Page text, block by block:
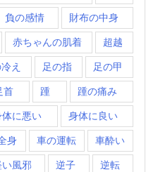
負の感情 財布の中身
赤ちゃんの肌着 超越
え 足の指 足の甲
首 踵 踵の痛み
体に悪い 身体に良い
身 車の運転 車酔い
い風邪 逆子 逆転